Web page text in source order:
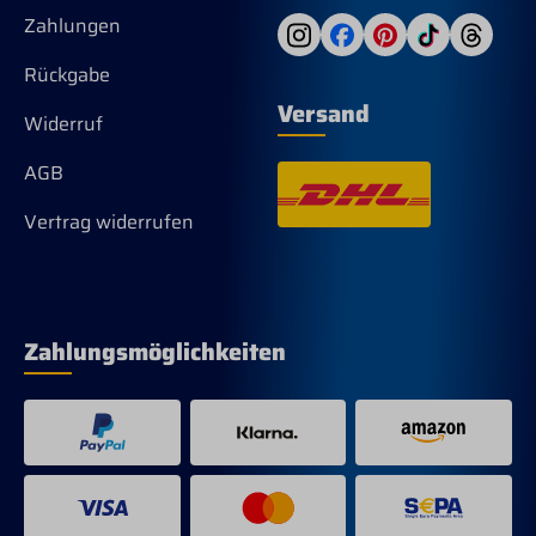
Zahlungen
Rückgabe
Widerruf
AGB
Vertrag widerrufen
Versand
Zahlungsmöglichkeiten